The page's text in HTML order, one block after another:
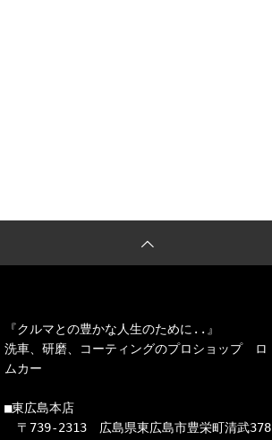
『クルマとの豊かな人生のために..』
洗車、研磨、コーティングのプロショップ　ロ
ムカー
■東広島本店
〒739-2313　広島県東広島市豊栄町清武378